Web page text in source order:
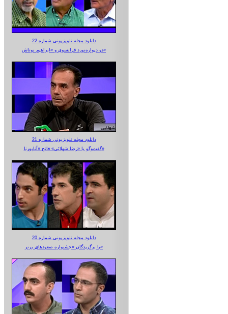
دانلود مجله تلویزیونی شماره 22
دو دیواره‌نورد فرانسوی و «ابراهیم نوتاش»
دانلود مجله تلویزیونی شماره 21
گفت‌وگو با «رضا شهلائی» فاتح «آناپورنا»
دانلود مجله تلویزیونی شماره 20
با برگزیدگان «جشنواره صعودهای برتر»